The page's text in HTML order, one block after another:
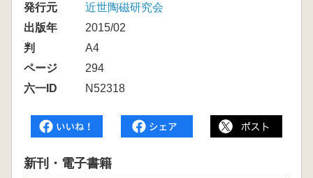
発行元
近世陶磁研究会
出版年
2015/02
判
A4
ページ
294
六一ID
N52318
新刊・電子書籍